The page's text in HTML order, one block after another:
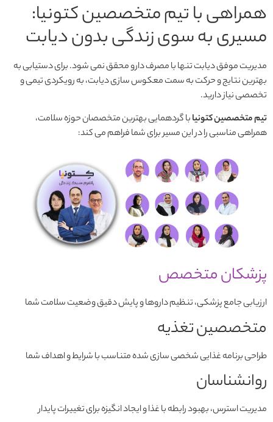
همراهی با تیم متخصصین کتونیا:
مسیری به سوی زندگی بدون دیابت
مدیریت موفق دیابت تنها با مصرف دارو محقق نمی شود. برای دستیابی به
بهترین نتایج و حرکت به سمت معکوس سازی دیابت، به رویکردی تیمی و
تخصصی نیاز دارید.
تیم متخصصین کتونیابا گردهمایی بهترین متخصصان حوزه سلامت،
همراهی مناسبی را در این مسیر برای شما فراهم می کند:
پزشکان متخصص
ارزیابی جامع پزشکی، تنظیم داروها و پایش دقیق وضعیت سلامت شما
متخصصین تغذیه
طراحی برنامه غذایی شخصی سازی شده متناسب با شرایط و اهداف شما
روانشناسان
مدیریت استرس، بهبود رابطه با غذا و ایجاد انگیزه برای تغییرات پایدار